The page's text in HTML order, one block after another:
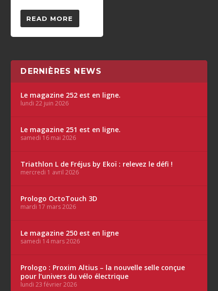
READ MORE
DERNIÈRES NEWS
Le magazine 252 est en ligne.
lundi 22 juin 2026
Le magazine 251 est en ligne.
samedi 16 mai 2026
Triathlon L de Fréjus by Ekoï : relevez le défi !
mercredi 1 avril 2026
Prologo OctoTouch 3D
mardi 17 mars 2026
Le magazine 250 est en ligne
samedi 14 mars 2026
Prologo : Proxim Altius – la nouvelle selle conçue
pour l’univers du vélo électrique
lundi 23 février 2026